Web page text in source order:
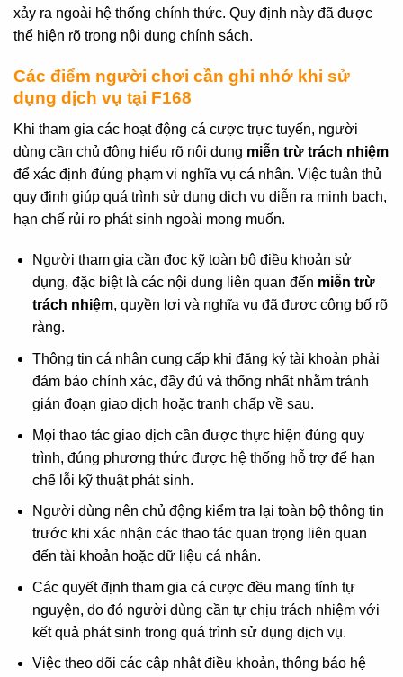
xảy ra ngoài hệ thống chính thức. Quy định này đã được
thể hiện rõ trong nội dung chính sách.
Các điểm người chơi cần ghi nhớ khi sử
dụng dịch vụ tại F168
Khi tham gia các hoạt động cá cược trực tuyến, người
dùng cần chủ động hiểu rõ nội dung miễn trừ trách nhiệm
để xác định đúng phạm vi nghĩa vụ cá nhân. Việc tuân thủ
quy định giúp quá trình sử dụng dịch vụ diễn ra minh bạch,
hạn chế rủi ro phát sinh ngoài mong muốn.
Người tham gia cần đọc kỹ toàn bộ điều khoản sử
dụng, đặc biệt là các nội dung liên quan đến miễn trừ
trách nhiệm, quyền lợi và nghĩa vụ đã được công bố rõ
ràng.
Thông tin cá nhân cung cấp khi đăng ký tài khoản phải
đảm bảo chính xác, đầy đủ và thống nhất nhằm tránh
gián đoạn giao dịch hoặc tranh chấp về sau.
Mọi thao tác giao dịch cần được thực hiện đúng quy
trình, đúng phương thức được hệ thống hỗ trợ để hạn
chế lỗi kỹ thuật phát sinh.
Người dùng nên chủ động kiểm tra lại toàn bộ thông tin
trước khi xác nhận các thao tác quan trọng liên quan
đến tài khoản hoặc dữ liệu cá nhân.
Các quyết định tham gia cá cược đều mang tính tự
nguyện, do đó người dùng cần tự chịu trách nhiệm với
kết quả phát sinh trong quá trình sử dụng dịch vụ.
Việc theo dõi các cập nhật điều khoản, thông báo hệ